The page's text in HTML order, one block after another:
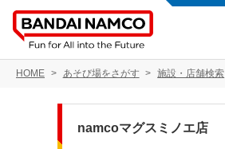
HOME あそび場をさがす 施設・店舗検索
namcoマグスミノエ店